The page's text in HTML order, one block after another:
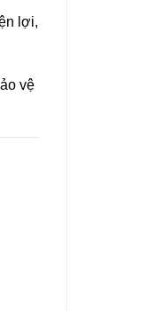
lợi,
vệ